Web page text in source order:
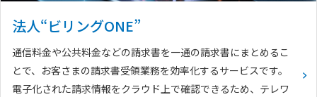
法人“ビリングONE”
通信料金や公共料金などの請求書を一通の請求書にまとめるこ
とで、お客さまの請求書受領業務を効率化するサービスです。
電子化された請求情報をクラウド上で確認できるため、テレワ